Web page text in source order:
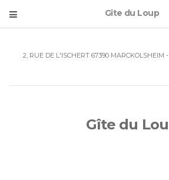
Gîte du Loup
2, RUE DE L'ISCHERT 67390 MARCKOLSHEIM -
Gîte du